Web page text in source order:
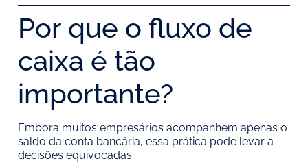
Por que o fluxo de
caixa é tão
importante?
Embora muitos empresários acompanhem apenas o
saldo da conta bancária, essa prática pode levar a
decisões equivocadas.